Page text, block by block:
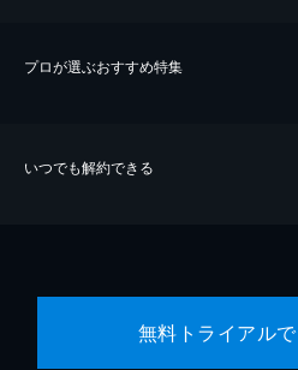
プロが選ぶおすすめ特集
いつでも解約できる
無料トライアル